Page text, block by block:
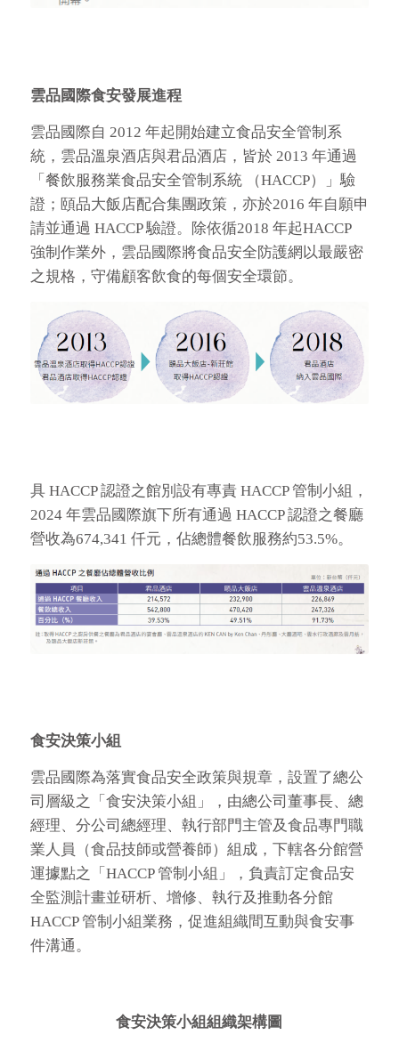
雲品國際食安發展進程
雲品國際自 2012 年起開始建立食品安全管制系
統，雲品溫泉酒店與君品酒店，皆於 2013 年通過
「餐飲服務業食品安全管制系統 （HACCP）」驗
證；頤品大飯店配合集團政策，亦於2016 年自願申
請並通過 HACCP 驗證。除依循2018 年起HACCP
強制作業外，雲品國際將食品安全防護網以最嚴密
之規格，守備顧客飲食的每個安全環節。
具 HACCP 認證之館別設有專責 HACCP 管制小組，
2024 年雲品國際旗下所有通過 HACCP 認證之餐廳
營收為674,341 仟元，佔總體餐飲服務約53.5%。
食安決策小組
雲品國際為落實食品安全政策與規章，設置了總公
司層級之「食安決策小組」，由總公司董事長、總
經理、分公司總經理、執行部門主管及食品專門職
業人員（食品技師或營養師）組成，下轄各分館營
運據點之「HACCP 管制小組」，負責訂定食品安
全監測計畫並研析、增修、執行及推動各分館
HACCP 管制小組業務，促進組織間互動與食安事
件溝通。
食安決策小組組織架構圖